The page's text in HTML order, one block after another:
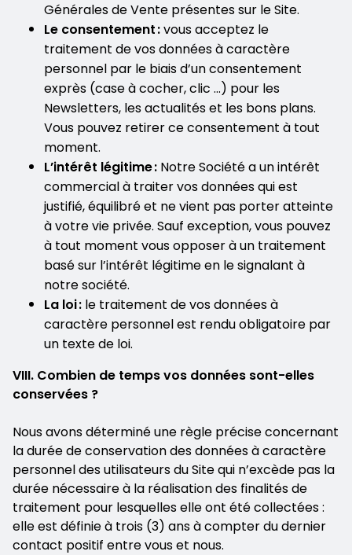
Générales de Vente présentes sur le Site.
Le consentement :vous acceptez le
traitement de vos données à caractère
personnel par le biais d’un consentement
exprès (case à cocher, clic …) pour les
Newsletters, les actualités et les bons plans.
Vous pouvez retirer ce consentement à tout
moment.
L’intérêt légitime : Notre Société a un intérêt
commercial à traiter vos données qui est
justifié, équilibré et ne vient pas porter atteinte
à votre vie privée. Sauf exception, vous pouvez
à tout moment vous opposer à un traitement
basé sur l’intérêt légitime en le signalant à
notre société.
La loi : le traitement de vos données à
caractère personnel est rendu obligatoire par
un texte de loi.
VIII. Combien de temps vos données sont-elles
conservées ?
Nous avons déterminé une règle précise concernant
la durée de conservation des données à caractère
personnel des utilisateurs du Site qui n’excède pas la
durée nécessaire à la réalisation des finalités de
traitement pour lesquelles elle ont été collectées :
elle est définie à trois (3) ans à compter du dernier
contact positif entre vous et nous.